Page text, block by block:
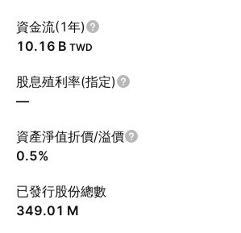
資金流(1年)
‪10.16 B‬ TWD
股息殖利率(指定)
—
資產淨值折價/溢價
0.5%
已發行股份總數
‪349.01 M‬